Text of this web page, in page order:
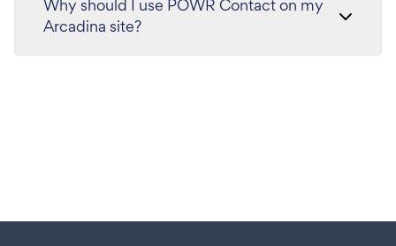
Why should I use POWR Contact on my
Arcadina site?